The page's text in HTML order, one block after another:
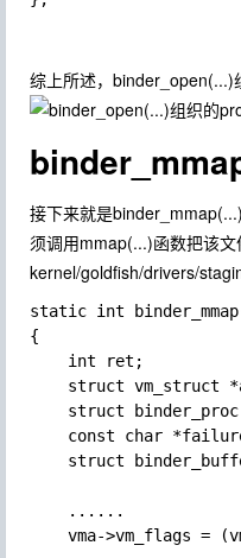
综上所述，binder_open(...)
接下来就是
须调用mmap(...)函数把该文
kernel/goldfish/drivers/
static int
{
    int ret;
struct vm_struct
struct
const char
struct
    ......
vma->vm_flags =